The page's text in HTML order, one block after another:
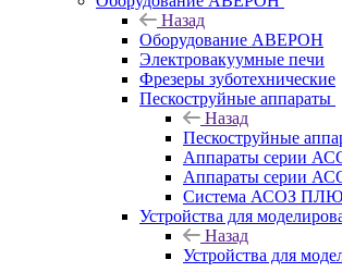
Назад
Оборудование АВЕРОН
Электровакуумные печи
Фрезеры зуботехнические
Пескоструйные аппараты
Назад
Пескоструйные
Аппараты серии
Аппараты серии
Система АСОЗ
Устройства для
Назад
Устройства для